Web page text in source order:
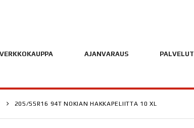
VERKKOKAUPPA AJANVARAUS PALVELUT
205/55R16 94T NOKIAN HAKKAPELIITTA 10 XL